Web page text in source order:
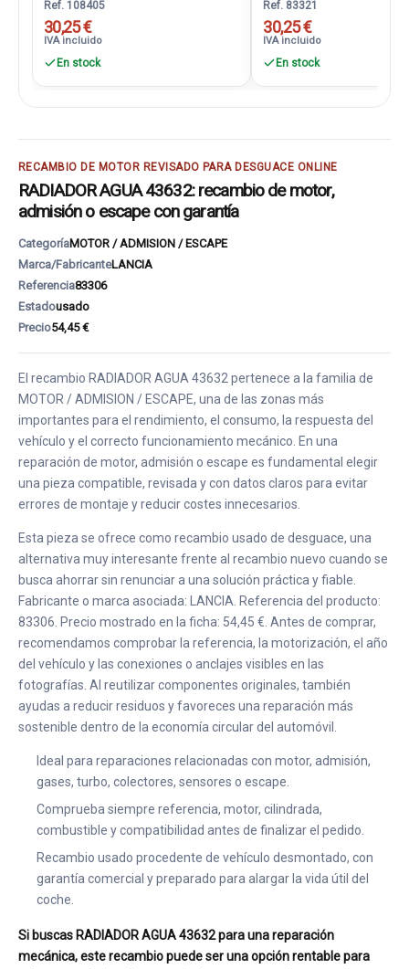
Ref. 108405
30,25 €
IVA incluido
En stock
Ref. 83321
30,25 €
IVA incluido
En stock
RECAMBIO DE MOTOR REVISADO PARA DESGUACE ONLINE
RADIADOR AGUA 43632: recambio de motor,
admisión o escape con garantía
CategoríaMOTOR / ADMISION / ESCAPE
Marca/FabricanteLANCIA
Referencia83306
Estadousado
Precio54,45 €
El recambio RADIADOR AGUA 43632 pertenece a la familia de
MOTOR / ADMISION / ESCAPE, una de las zonas más
importantes para el rendimiento, el consumo, la respuesta del
vehículo y el correcto funcionamiento mecánico. En una
reparación de motor, admisión o escape es fundamental elegir
una pieza compatible, revisada y con datos claros para evitar
errores de montaje y reducir costes innecesarios.
Esta pieza se ofrece como recambio usado de desguace, una
alternativa muy interesante frente al recambio nuevo cuando se
busca ahorrar sin renunciar a una solución práctica y fiable.
Fabricante o marca asociada: LANCIA. Referencia del producto:
83306. Precio mostrado en la ficha: 54,45 €. Antes de comprar,
recomendamos comprobar la referencia, la motorización, el año
del vehículo y las conexiones o anclajes visibles en las
fotografías. Al reutilizar componentes originales, también
ayudas a reducir residuos y favoreces una reparación más
sostenible dentro de la economía circular del automóvil.
Ideal para reparaciones relacionadas con motor, admisión,
gases, turbo, colectores, sensores o escape.
Comprueba siempre referencia, motor, cilindrada,
combustible y compatibilidad antes de finalizar el pedido.
Recambio usado procedente de vehículo desmontado, con
garantía comercial y preparado para alargar la vida útil del
coche.
Si buscas RADIADOR AGUA 43632 para una reparación
mecánica, este recambio puede ser una opción rentable para